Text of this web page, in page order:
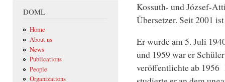
DOML
Home
About us
News
Publications
People
Organizations
Kossuth- und József-
Übersetzer. Seit 2001
Er wurde am 5. Juli
und 1959 war er
veröffentlichte ab 1956